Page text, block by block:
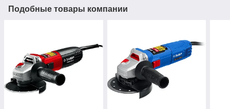
Подобные товары компании